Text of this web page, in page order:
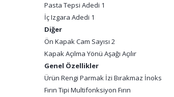
Pasta Tepsi Adedi 1
İç Izgara Adedi 1
Diğer
Ön Kapak Cam Sayısı 2
Kapak Açılma Yönü Aşağı Açılır
Genel Özellikler
Ürün Rengi Parmak İzi Bırakmaz İnoks
Fırın Tipi Multifonksiyon Fırın